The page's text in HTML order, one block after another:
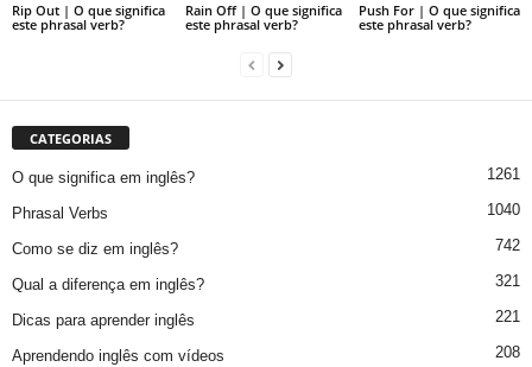
Rip Out | O que significa
este phrasal verb?
Rain Off | O que significa
este phrasal verb?
Push For | O que significa
este phrasal verb?
CATEGORIAS
O que significa em inglês? 1261
Phrasal Verbs 1040
Como se diz em inglês? 742
Qual a diferença em inglês? 321
Dicas para aprender inglês 221
Aprendendo inglês com vídeos 208